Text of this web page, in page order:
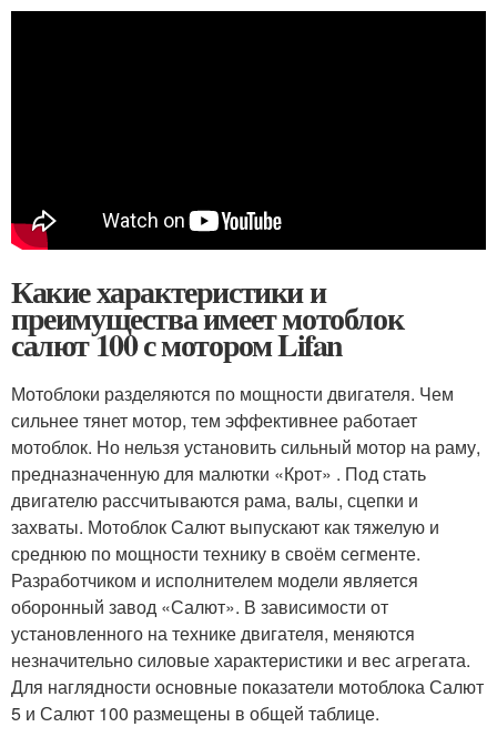
Какие характеристики и
преимущества имеет мотоблок
салют 100 с мотором Lifan
Мотоблоки разделяются по мощности двигателя. Чем
сильнее тянет мотор, тем эффективнее работает
мотоблок. Но нельзя установить сильный мотор на раму,
предназначенную для малютки «Крот» . Под стать
двигателю рассчитываются рама, валы, сцепки и
захваты. Мотоблок Салют выпускают как тяжелую и
среднюю по мощности технику в своём сегменте.
Разработчиком и исполнителем модели является
оборонный завод «Салют». В зависимости от
установленного на технике двигателя, меняются
незначительно силовые характеристики и вес агрегата.
Для наглядности основные показатели мотоблока Салют
5 и Салют 100 размещены в общей таблице.